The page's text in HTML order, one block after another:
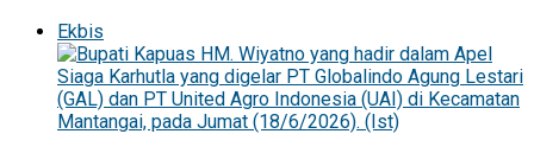
Ekbis